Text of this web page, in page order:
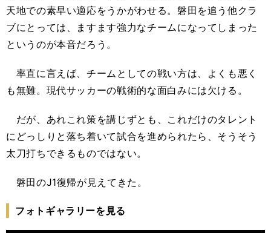
天地での素早い適応をうかがわせる。磐田を追う他クラ
ブにとっては、ますます強力なチームになってしまった
というのが本音だろう。
率直に言えば、チームとしての戦い方は、よくも悪く
も無難。現代サッカーの戦術的な面白みには欠ける。
だが、あれこれ策を講じずとも、これだけのタレント
にどっしりと落ち着いて試合を進められたら、そうそう
太刀打ちできるものではない。
磐田のJ1復帰が見えてきた。
フォトギャラリーを見る